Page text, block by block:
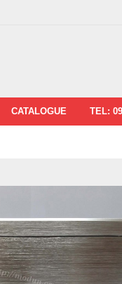
CATALOGUE TEL: